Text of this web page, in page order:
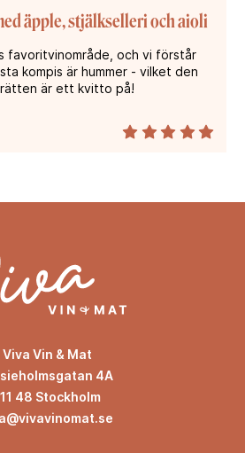
äpple, stjälkselleri och aioli
favoritvinområde, och vi förstår
kompis är hummer - vilket den
är ett kvitto på!
Viva Vin & Mat
4A
48 Stockholm